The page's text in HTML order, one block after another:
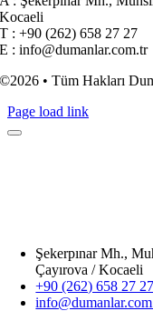
Kocaeli
T : +90 (262) 658 27 27
E : info@dumanlar.com.tr
©2026 • Tüm Hakları
Page load link
Şekerpınar Mh.,
Çayırova / Kocaeli
+90 (262) 658 27 27